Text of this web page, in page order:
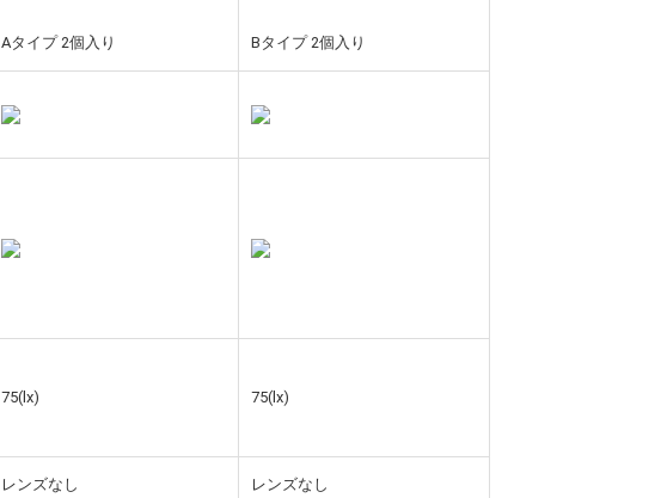
Aタイプ 2個入り Bタイプ 2個入り
75(lx) 75(lx)
レンズなし レンズなし